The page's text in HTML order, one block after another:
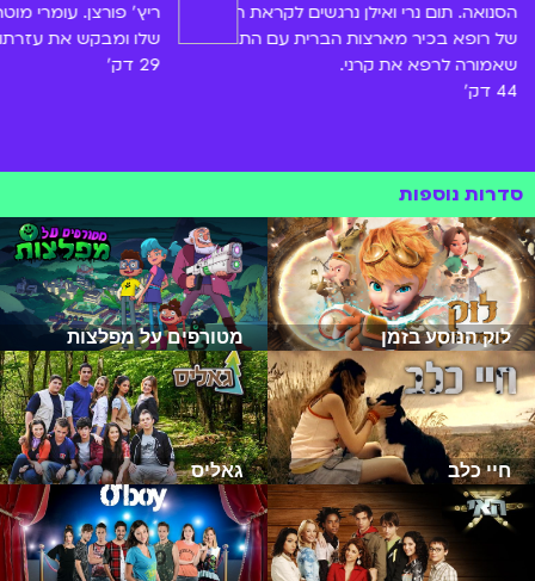
הסנואה. תום נרי ואילן נרגשים לקראת הגעתו
של רופא בכיר מארצות הברית עם התרופה
שאמורה לרפא את קרני.
44 דק'
ריץ' פורצן. עומרי
שלו ומבקש את
29 דק'
סדרות נוספות
לוק הנוסע בזמן מטורפים על מפלצות
חיי כלב גאליס